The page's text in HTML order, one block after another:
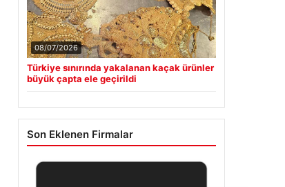
08/07/2026
Türkiye sınırında yakalanan kaçak ürünler
büyük çapta ele geçirildi
Son Eklenen Firmalar